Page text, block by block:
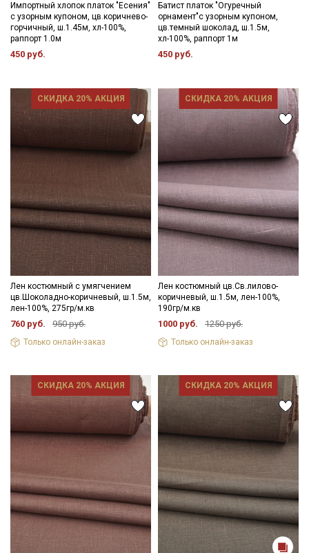
Импортный хлопок платок "Есения"
с узорным купоном, цв.коричнево-
горчичный, ш.1.45м, хл-100%,
раппорт 1.0м
450 руб.
Батист платок "Огуречный
орнамент"с узорным купоном,
цв.темный шоколад, ш.1.5м,
хл-100%, раппорт 1м
450 руб.
СКИДКА 20% АКЦИЯ
Лен костюмный с умягчением
цв.Шоколадно-коричневый, ш.1.5м,
лен-100%, 275гр/м.кв
760 руб. 950 руб.
Только онлайн-заказ
СКИДКА 20% АКЦИЯ
Лен костюмный цв.Св.лилово-
коричневый, ш.1.5м, лен-100%,
190гр/м.кв
1000 руб. 1250 руб.
Только онлайн-заказ
СКИДКА 20% АКЦИЯ СКИДКА 20% АКЦИЯ